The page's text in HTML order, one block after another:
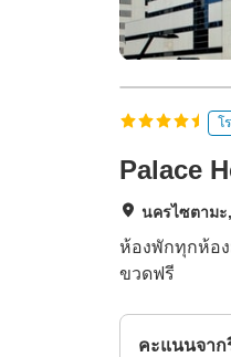
โ
Palace
นครไซตาม
ห้องพักทุกห้อง
ขวดฟรี
คะแนนจาก